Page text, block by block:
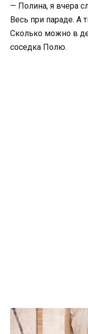
— Полина, я вчера
Весь при параде. А
Сколько можно в
соседка Полю.